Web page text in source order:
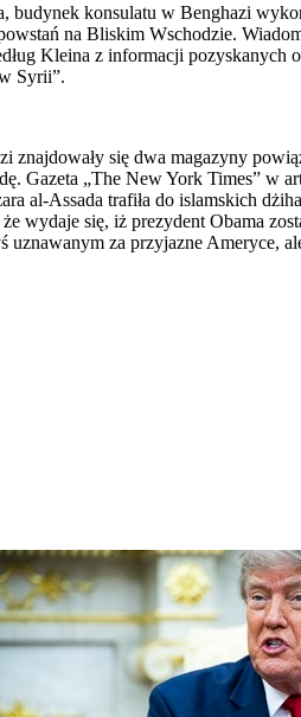
budynek konsulatu w Benghazi
na Bliskim Wschodzie.
Kleina z informacji pozyskanych
Syrii”.
znajdowały się dwa magazyny
Gazeta „The New York Times”
al-Assada trafiła do islamskich
wydaje się, iż prezydent Obama
za przyjazne Ameryce,